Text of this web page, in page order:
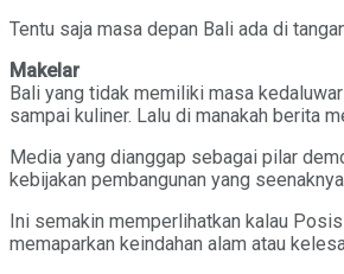
Tentu saja masa depan Bali ada di
Makelar
Bali yang tidak memiliki masa
sampai kuliner. Lalu di manakah berita
Media yang dianggap sebagai pilar
kebijakan pembangunan yang
Ini semakin memperlihatkan kalau
memaparkan keindahan alam atau